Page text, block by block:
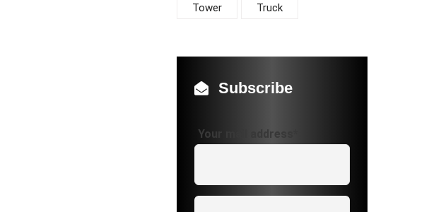
Tower Truck
Subscribe
Your mail address*